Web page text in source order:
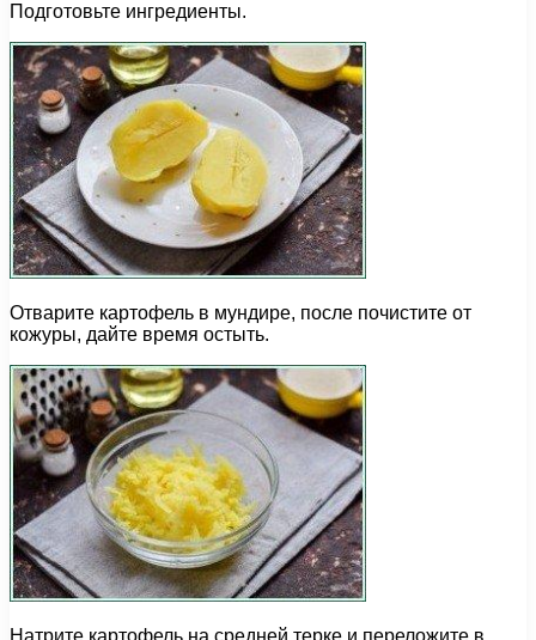
Подготовьте ингредиенты.
Отварите картофель в мундире, после почистите от
кожуры, дайте время остыть.